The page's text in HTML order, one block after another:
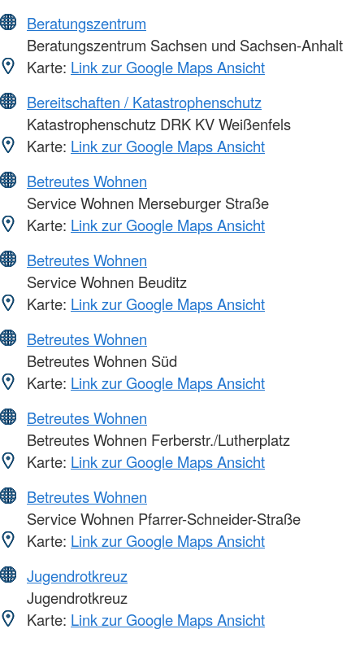
Beratungszentrum
Beratungszentrum Sachsen und Sachsen-Anhalt
Karte: Link zur Google Maps Ansicht
Bereitschaften / Katastrophenschutz
Katastrophenschutz DRK KV Weißenfels
Karte: Link zur Google Maps Ansicht
Betreutes Wohnen
Service Wohnen Merseburger Straße
Karte: Link zur Google Maps Ansicht
Betreutes Wohnen
Service Wohnen Beuditz
Karte: Link zur Google Maps Ansicht
Betreutes Wohnen
Betreutes Wohnen Süd
Karte: Link zur Google Maps Ansicht
Betreutes Wohnen
Betreutes Wohnen Ferberstr./Lutherplatz
Karte: Link zur Google Maps Ansicht
Betreutes Wohnen
Service Wohnen Pfarrer-Schneider-Straße
Karte: Link zur Google Maps Ansicht
Jugendrotkreuz
Jugendrotkreuz
Karte: Link zur Google Maps Ansicht